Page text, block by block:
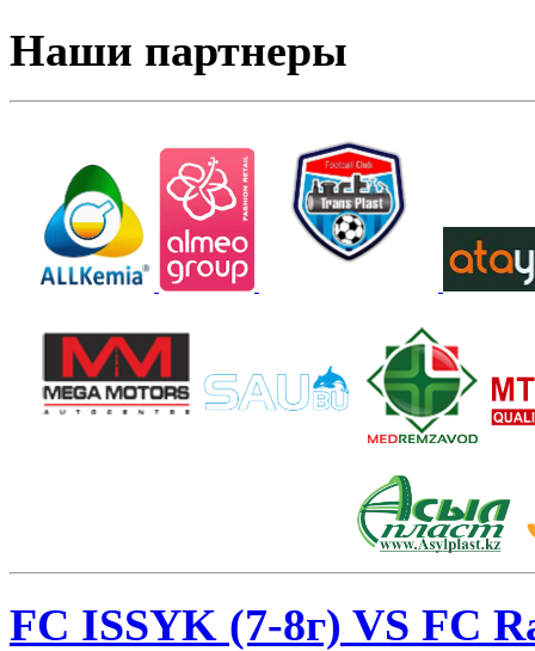
Наши партнеры
FC ISSYK (7-8г) VS FC